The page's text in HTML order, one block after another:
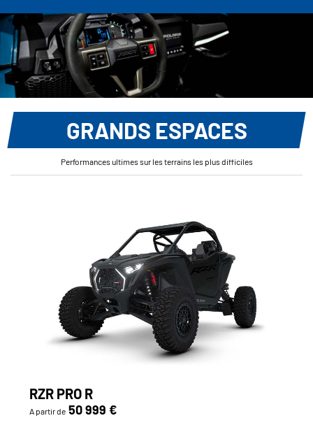
GRANDS ESPACES
Performances ultimes sur les terrains les plus difficiles
RZR PRO R
A partir de 50 999 €